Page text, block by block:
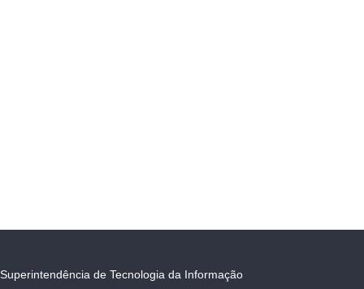
Superintendência de Tecnologia da Informação